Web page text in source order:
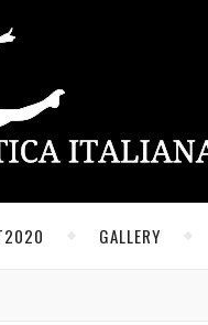
GALLERY